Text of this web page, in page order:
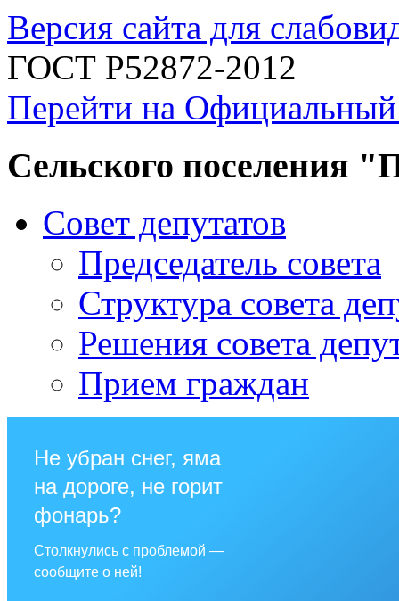
Версия сайта для
ГОСТ Р52872-2012
Перейти на
Сельского поселения
Совет депутатов
Председатель совета
Структура совета
Решения совета
Прием граждан
Не убран снег, яма
на дороге, не горит
фонарь?
Столкнулись с проблемой —
сообщите о ней!